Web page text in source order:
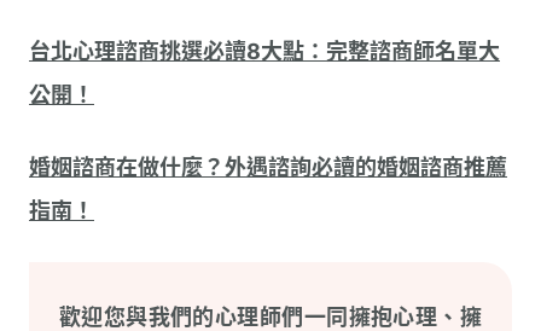
台北心理諮商挑選必讀8大點：完整諮商師名單大
公開！
婚姻諮商在做什麼？外遇諮詢必讀的婚姻諮商推薦
指南！
歡迎您與我們的心理師們一同擁抱心理、擁